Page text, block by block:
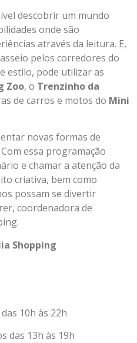
descobrir um mundo
onde são
através da leitura. E,
pelos corredores do
estilo, pode utilizar as
Zoo, o Trenzinho da
de carros e motos do Mini
novas formas de
essa programação
e chamar a atenção da
criativa, bem como
possam se divertir
coordenadora de
Shopping
10h às 22h
13h às 19h